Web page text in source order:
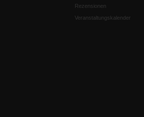
Rezensionen
Veranstaltungskalender